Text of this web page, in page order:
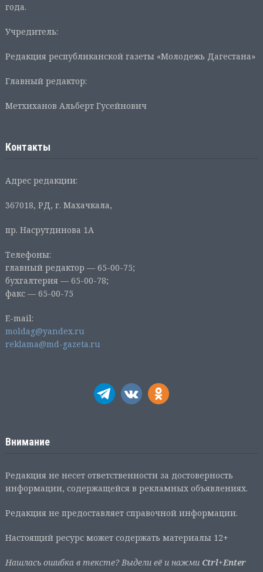
года.
Учредитель:
Редакция республиканской газеты «Молодежь Дагестана»
Главный редактор:
Метхиханов Альберт Гусейнович
Контакты
Адрес редакции:
367018, РД, г. Махачкала,
пр. Насрутдинова 1А
Телефоны:
главный редактор — 65-00-75;
бухгалтерия — 65-00-78;
факс — 65-00-75
E-mail:
moldag@yandex.ru
reklama@md-gazeta.ru
Внимание
Редакция не несет ответственности за достоверность
информации, содержащейся в рекламных объявлениях.
Редакция не предоставляет справочной информации.
Настоящий ресурс может содержать материалы 12+
Нашлась ошибка в тексте? Выдели её и нажми Ctrl+Enter